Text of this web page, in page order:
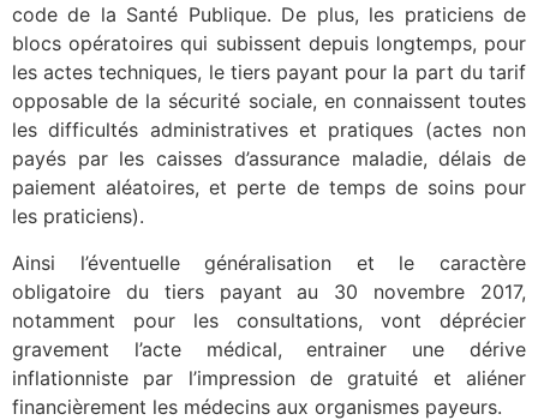
code de la Santé Publique. De plus, les praticiens de
blocs opératoires qui subissent depuis longtemps, pour
les actes techniques, le tiers payant pour la part du tarif
opposable de la sécurité sociale, en connaissent toutes
les difficultés administratives et pratiques (actes non
payés par les caisses d’assurance maladie, délais de
paiement aléatoires, et perte de temps de soins pour
les praticiens).
Ainsi l’éventuelle généralisation et le caractère
obligatoire du tiers payant au 30 novembre 2017,
notamment pour les consultations, vont déprécier
gravement l’acte médical, entrainer une dérive
inflationniste par l’impression de gratuité et aliéner
financièrement les médecins aux organismes payeurs.